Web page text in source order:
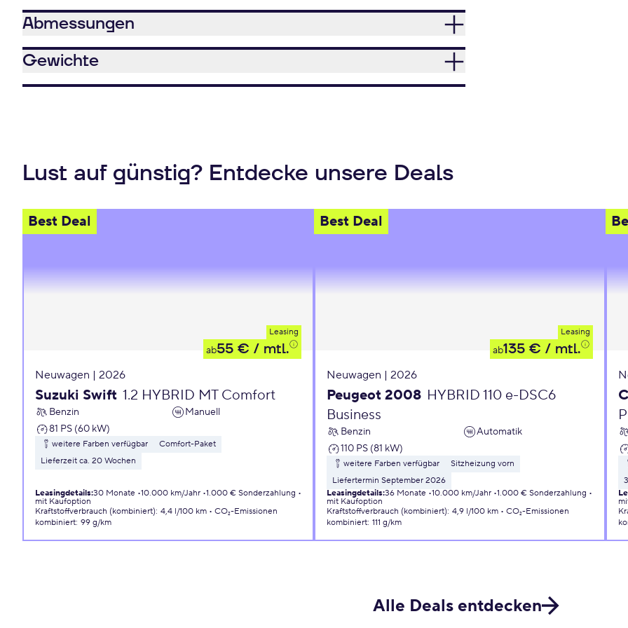
Abmessungen
Gewichte
Lust auf günstig? Entdecke unsere Deals
Best Deal
Leasing
ab55 € / mtl.
Neuwagen | 2026
Suzuki Swift 1.2 HYBRID MT Comfort
Benzin
Manuell
81 PS (60 kW)
weitere Farben verfügbar
Comfort-Paket
Lieferzeit ca. 20 Wochen
Leasingdetails:30 Monate 10.000 km/Jahr 1.000 € Sonderzahlung
mit Kaufoption
Kraftstoffverbrauch (kombiniert): 4,4 l/100 km
CO₂-Emissionen
kombiniert: 99 g/km
Best Deal
Leasing
ab135 € / mtl.
Neuwagen | 2026
Peugeot 2008 HYBRID 110 e-DSC6
Business
Benzin
Automatik
110 PS (81 kW)
weitere Farben verfügbar
Sitzheizung vorn
Liefertermin September 2026
Leasingdetails:36 Monate 10.000 km/Jahr 1.000 € Sonderzahlung
mit Kaufoption
Kraftstoffverbrauch (kombiniert): 4,9 l/100 km
CO₂-Emissionen
kombiniert: 111 g/km
Alle Deals entdecken